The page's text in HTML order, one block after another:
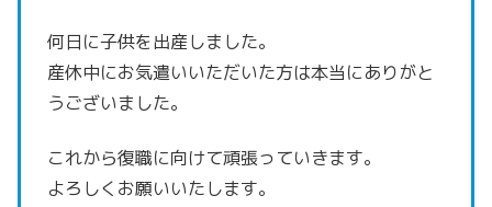
何日に子供を出産しました。
産休中にお気遣いいただいた方は本当にありがと
うございました。
これから復職に向けて頑張っていきます。
よろしくお願いいたします。